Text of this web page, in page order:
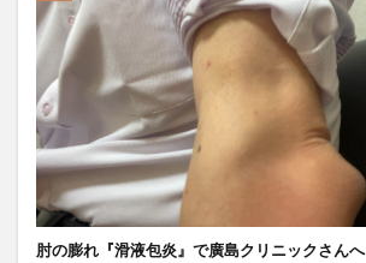
肘の膨れ『滑液包炎』で廣島クリニックさんへ